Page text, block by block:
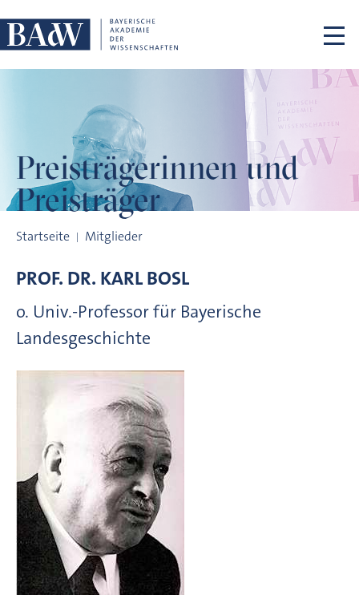
Preisträgerinnen und
Preisträger
Startseite Mitglieder
PROF. DR. KARLBOSL
o. Univ.-Professor für Bayerische
Landesgeschichte